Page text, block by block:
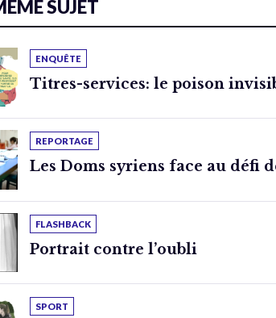
SUJET
ENQUÊTE
Titres-services: le poison
REPORTAGE
Les Doms syriens face au défi
FLASHBACK
Portrait contre l’oubli
SPORT